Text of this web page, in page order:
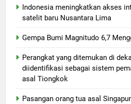
Indonesia meningkatkan akses
satelit baru Nusantara Lima
Gempa Bumi Magnitudo 6,7
Perangkat yang ditemukan di
diidentifikasi sebagai sistem
asal Tiongkok
Pasangan orang tua asal